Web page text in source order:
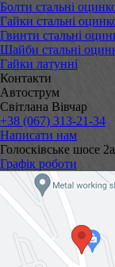
Болти стальні
Гайки стальні
Гвинти стальні
Шайби стальні
Гайки латунні
Контакти
Автострум
Світлана Вівчар
+38 (067) 313-21-34
Написати нам
Голосківське шосе
Графік роботи